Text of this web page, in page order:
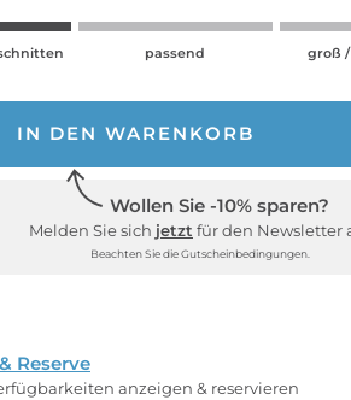
passend groß
IN DEN WARENKORB
Wollen Sie -10% sparen?
Melden Sie sich jetzt für den Newsletter
Beachten Sie die Gutscheinbedingungen.
Reserve
anzeigen & reservieren